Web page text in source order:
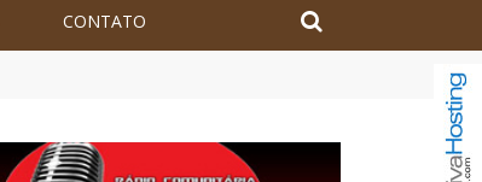
CONTATO